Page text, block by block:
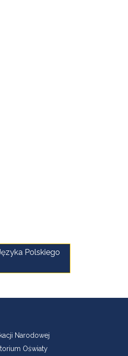
Polskiego
Narodowej
Oświaty